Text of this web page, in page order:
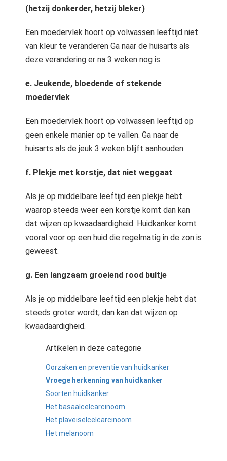
(hetzij donkerder, hetzij bleker)
Een moedervlek hoort op volwassen leeftijd niet
van kleur te veranderen Ga naar de huisarts als
deze verandering er na 3 weken nog is.
e. Jeukende, bloedende of stekende
moedervlek
Een moedervlek hoort op volwassen leeftijd op
geen enkele manier op te vallen. Ga naar de
huisarts als de jeuk 3 weken blijft aanhouden.
f. Plekje met korstje, dat niet weggaat
Als je op middelbare leeftijd een plekje hebt
waarop steeds weer een korstje komt dan kan
dat wijzen op kwaadaardigheid. Huidkanker komt
vooral voor op een huid die regelmatig in de zon is
geweest.
g. Een langzaam groeiend rood bultje
Als je op middelbare leeftijd een plekje hebt dat
steeds groter wordt, dan kan dat wijzen op
kwaadaardigheid.
Artikelen in deze categorie
Oorzaken en preventie van huidkanker
Vroege herkenning van huidkanker
Soorten huidkanker
Het basaalcelcarcinoom
Het plaveiselcelcarcinoom
Het melanoom